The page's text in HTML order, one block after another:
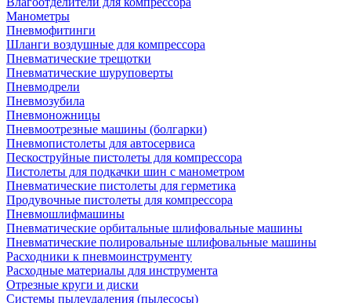
Манометры
Пневмофитинги
Шланги воздушные для компрессора
Пневматические трещотки
Пневматические шуруповерты
Пневмодрели
Пневмозубила
Пневмоножницы
Пневмоотрезные машины (болгарки)
Пневмопистолеты для автосервиса
Пескоструйные пистолеты для компрессора
Пистолеты для подкачки шин с манометром
Пневматические пистолеты для герметика
Продувочные пистолеты для компрессора
Пневмошлифмашины
Пневматические орбитальные шлифовальные машины
Пневматические полировальные шлифовальные машины
Расходники к пневмоинструменту
Расходные материалы для инструмента
Отрезные круги и диски
Системы пылеудаления (пылесосы)